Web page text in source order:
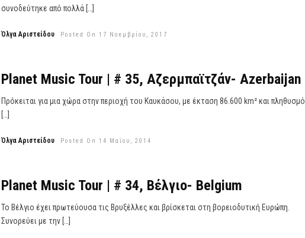
συνοδεύτηκε από πολλά […]
Όλγα Αριστείδου Posted On 17 Νοεμβρίου, 2017
Planet Music Tour | # 35, Αζερμπαϊτζάν- Azerbaijan
Πρόκειται για μια χώρα στην περιοχή του Καυκάσου, με έκταση 86.600 km² και πληθυσμό
[…]
Όλγα Αριστείδου Posted On 14 Μαΐου, 2014
Planet Music Tour | # 34, Βέλγιο- Belgium
Το Βέλγιο έχει πρωτεύουσα τις Βρυξέλλες και βρίσκεται στη βορειοδυτική Ευρώπη.
Συνορεύει με την […]